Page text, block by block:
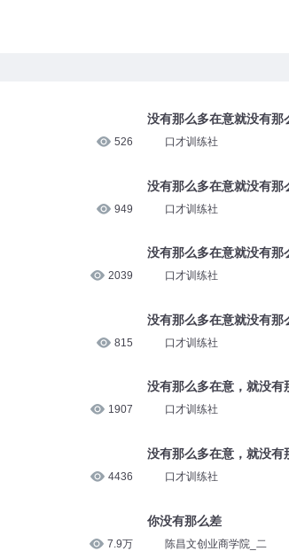
526
949
2039
815
1907
4436
7.9万
没有那么多在意就没有那
口才训练社
没有那么多在意就没有那
口才训练社
没有那么多在意就没有那
口才训练社
没有那么多在意就没有那
口才训练社
没有那么多在意，就没有
口才训练社
没有那么多在意，就没有
口才训练社
你没有那么差
陈昌文创业商学院_二